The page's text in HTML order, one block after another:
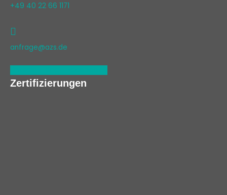
+49 40 22 66 1171
anfrage@azs.de
Zertifizierungen